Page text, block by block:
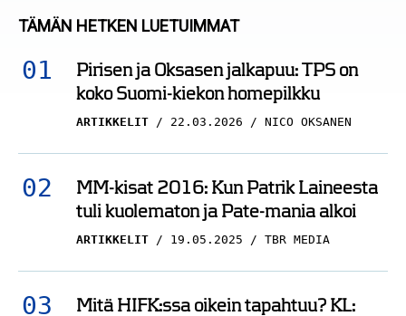
TÄMÄN HETKEN LUETUIMMAT
Pirisen ja Oksasen jalkapuu: TPS on
koko Suomi-kiekon homepilkku
ARTIKKELIT 22.03.2026 NICO OKSANEN
MM-kisat 2016: Kun Patrik Laineesta
tuli kuolematon ja Pate-mania alkoi
ARTIKKELIT 19.05.2025 TBR MEDIA
Mitä HIFK:ssa oikein tapahtuu? KL: